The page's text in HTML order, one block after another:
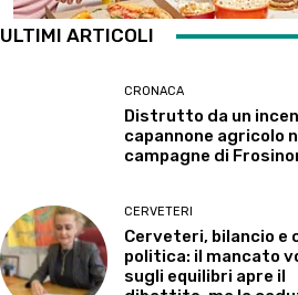
ULTIMI ARTICOLI
CRONACA
Distrutto da un
capannone agricolo
campagne di
CERVETERI
Cerveteri, bilancio e
politica: il mancato
sugli equilibri apre il